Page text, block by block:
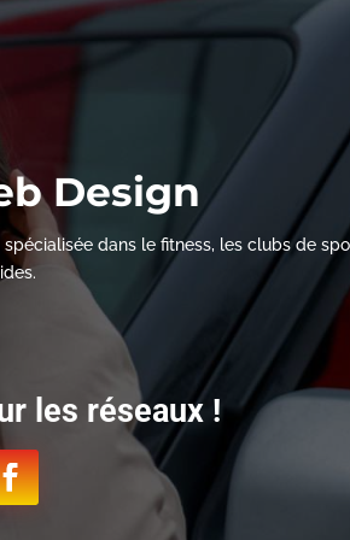
Design
dans le fitness, les clubs de
les réseaux !